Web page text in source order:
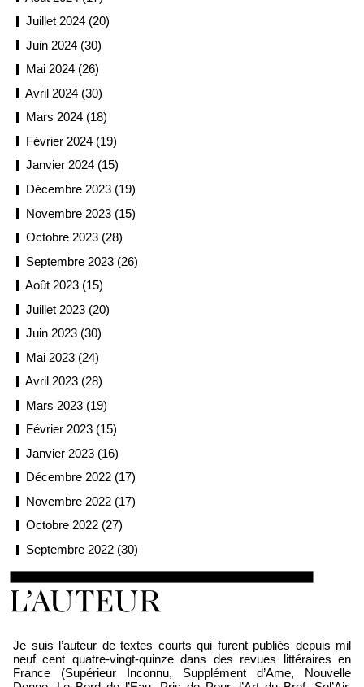
Juillet 2024 (20)
Juin 2024 (30)
Mai 2024 (26)
Avril 2024 (30)
Mars 2024 (18)
Février 2024 (19)
Janvier 2024 (15)
Décembre 2023 (19)
Novembre 2023 (15)
Octobre 2023 (28)
Septembre 2023 (26)
Août 2023 (15)
Juillet 2023 (20)
Juin 2023 (30)
Mai 2023 (24)
Avril 2023 (28)
Mars 2023 (19)
Février 2023 (15)
Janvier 2023 (16)
Décembre 2022 (17)
Novembre 2022 (17)
Octobre 2022 (27)
Septembre 2022 (30)
Je suis l’auteur de textes courts qui furent publiés depuis mil
neuf cent quatre-vingt-quinze dans des revues littéraires en
France (Supérieur Inconnu, Supplément d’Ame, Nouvelle